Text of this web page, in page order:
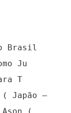
Brasil
Ju
T
Japão –